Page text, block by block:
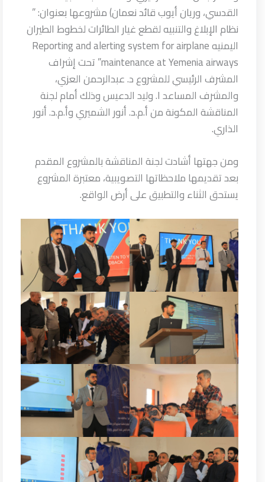
القدسي، وريان أيوب قائد نعمان) مشروعها بعنوان: ”
نظام الإبلاغ والتنبيه لقطع غيار الطائرات لخطوط الطيران
اليمنيه Reporting and alerting system for airplane
maintenance at Yemenia airways” تحت إشراف
المشرف الرئيسي للمشروع د. عبدالرحمن العزي،
والمشرف المساعد ا. وليد الدعيس وذلك أمام لجنة
المناقشة المكونة من أ.م.د. أنور الشميري وأ.م.د. أنور
الذاري.
ومن جهتها أشادت لجنة المناقشة بالمشروع المقدم
بعد تقديمها ملاحظاتها التصويبية، معتبرة المشروع
يستحق الثناء والتطبيق على أرض الواقع.